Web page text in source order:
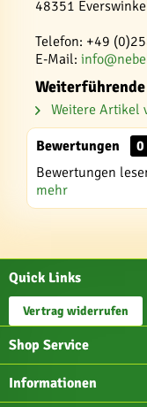
48351
Telefon: +49
E-Mail:
Weitere Artikel
Bewertungen
0
Bewertungen
mehr
Quick Links
Vertrag widerrufen
Shop Service
Informationen